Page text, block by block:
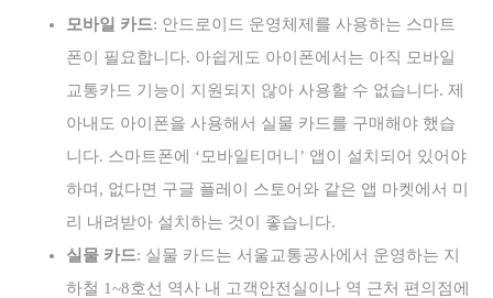
모바일 카드: 안드로이드 운영체제를 사용하는 스마트
폰이 필요합니다. 아쉽게도 아이폰에서는 아직 모바일
교통카드 기능이 지원되지 않아 사용할 수 없습니다. 제
아내도 아이폰을 사용해서 실물 카드를 구매해야 했습
니다. 스마트폰에 ‘모바일티머니’ 앱이 설치되어 있어야
하며, 없다면 구글 플레이 스토어와 같은 앱 마켓에서 미
리 내려받아 설치하는 것이 좋습니다.
실물 카드: 실물 카드는 서울교통공사에서 운영하는 지
하철 1~8호선 역사 내 고객안전실이나 역 근처 편의점에